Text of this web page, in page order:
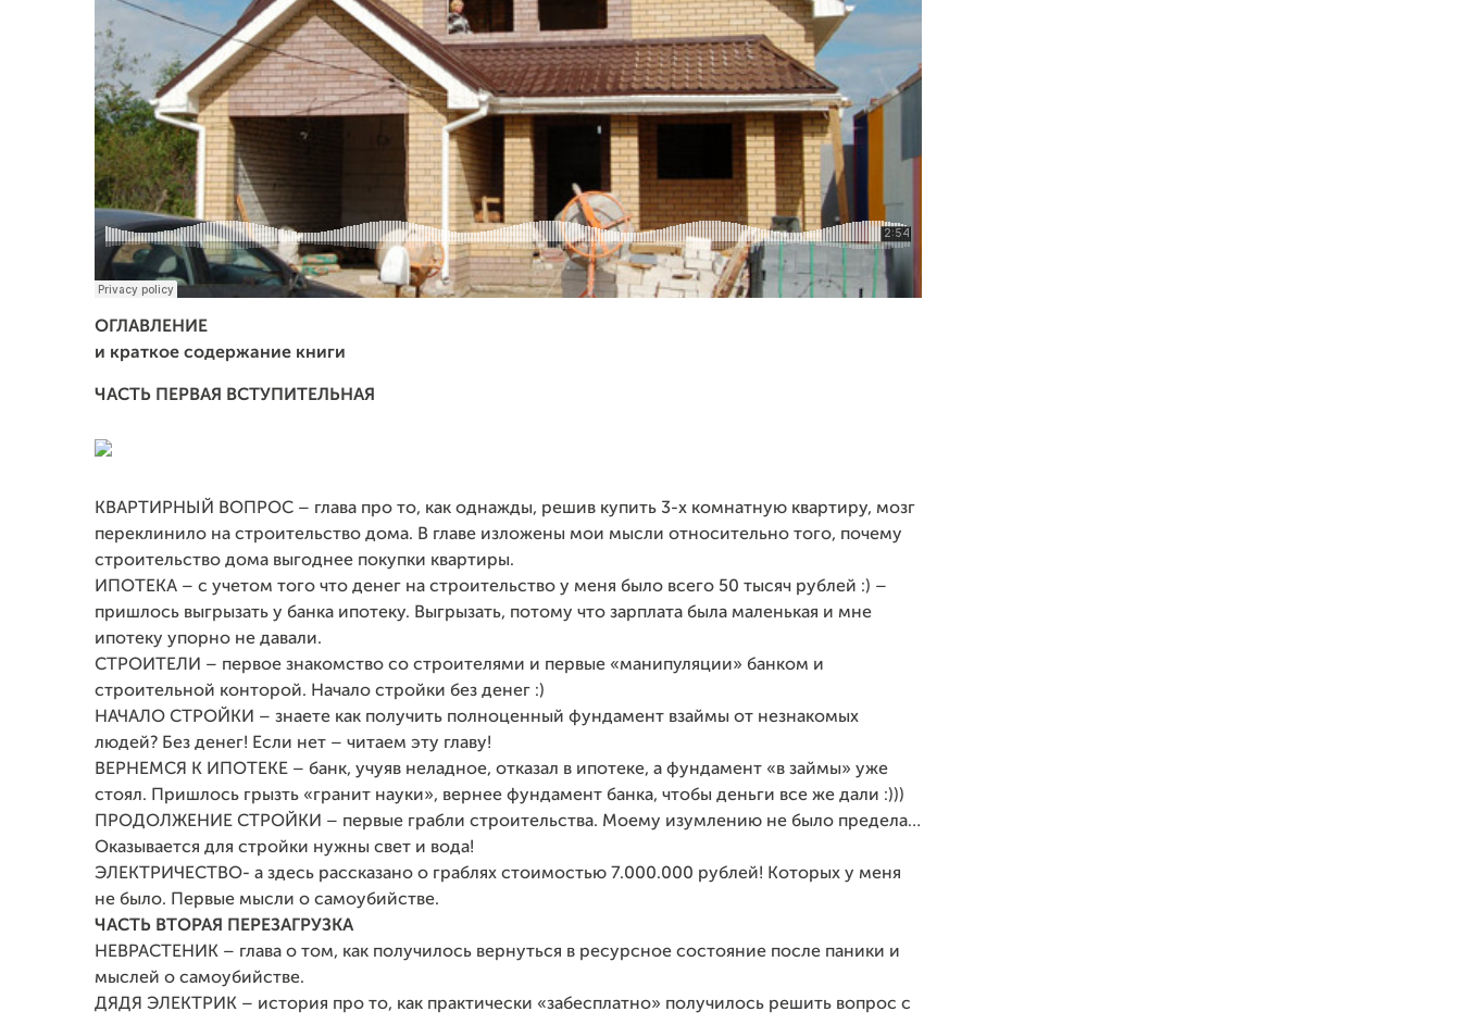
ОГЛАВЛЕНИЕ
и краткое содержание книги
ЧАСТЬ ПЕРВАЯ ВСТУПИТЕЛЬНАЯ
КВАРТИРНЫЙ ВОПРОС – глава про то, как однажды, решив купить 3-х комнатную квартиру, мозг
переклинило на строительство дома. В главе изложены мои мысли относительно того, почему
строительство дома выгоднее покупки квартиры.
ИПОТЕКА – с учетом того что денег на строительство у меня было всего 50 тысяч рублей :) –
пришлось выгрызать у банка ипотеку. Выгрызать, потому что зарплата была маленькая и мне
ипотеку упорно не давали.
СТРОИТЕЛИ – первое знакомство со строителями и первые «манипуляции» банком и
строительной конторой. Начало стройки без денег :)
НАЧАЛО СТРОЙКИ – знаете как получить полноценный фундамент взаймы от незнакомых
людей? Без денег! Если нет – читаем эту главу!
ВЕРНЕМСЯ К ИПОТЕКЕ – банк, учуяв неладное, отказал в ипотеке, а фундамент «в займы» уже
стоял. Пришлось грызть «гранит науки», вернее фундамент банка, чтобы деньги все же дали :)))
ПРОДОЛЖЕНИЕ СТРОЙКИ – первые грабли строительства. Моему изумлению не было предела…
Оказывается для стройки нужны свет и вода!
ЭЛЕКТРИЧЕСТВО- а здесь рассказано о граблях стоимостью 7.000.000 рублей! Которых у меня
не было. Первые мысли о самоубийстве.
ЧАСТЬ ВТОРАЯ ПЕРЕЗАГРУЗКА
НЕВРАСТЕНИК – глава о том, как получилось вернуться в ресурсное состояние после паники и
мыслей о самоубийстве.
ДЯДЯ ЭЛЕКТРИК – история про то, как практически «забесплатно» получилось решить вопрос с